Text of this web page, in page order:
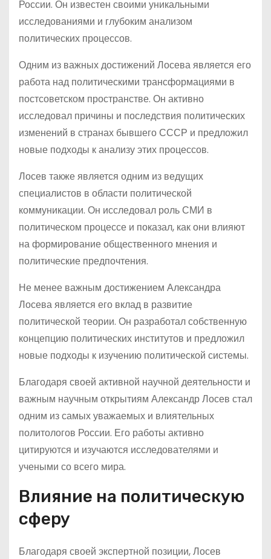
России. Он известен своими уникальными
исследованиями и глубоким анализом
политических процессов.
Одним из важных достижений Лосева является его
работа над политическими трансформациями в
постсоветском пространстве. Он активно
исследовал причины и последствия политических
изменений в странах бывшего СССР и предложил
новые подходы к анализу этих процессов.
Лосев также является одним из ведущих
специалистов в области политической
коммуникации. Он исследовал роль СМИ в
политическом процессе и показал, как они влияют
на формирование общественного мнения и
политические предпочтения.
Не менее важным достижением Александра
Лосева является его вклад в развитие
политической теории. Он разработал собственную
концепцию политических институтов и предложил
новые подходы к изучению политической системы.
Благодаря своей активной научной деятельности и
важным научным открытиям Александр Лосев стал
одним из самых уважаемых и влиятельных
политологов России. Его работы активно
цитируются и изучаются исследователями и
учеными со всего мира.
Влияние на политическую
сферу
Благодаря своей экспертной позиции, Лосев